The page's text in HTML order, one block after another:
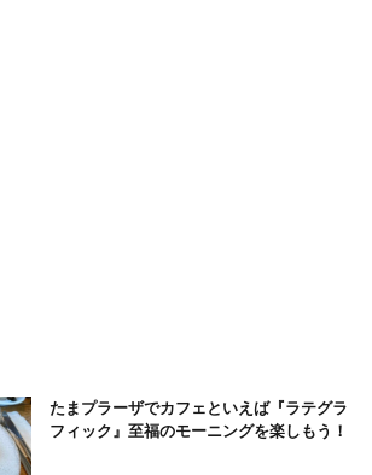
たまプラーザでカフェといえば『ラテグラ
フィック』至福のモーニングを楽しもう！